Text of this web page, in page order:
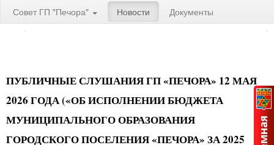
Совет ГП "Печора" Новости Документы
ПУБЛИЧНЫЕ СЛУШАНИЯ ГП «ПЕЧОРА» 12 МАЯ
2026 ГОДА («ОБ ИСПОЛНЕНИИ БЮДЖЕТА
МУНИЦИПАЛЬНОГО ОБРАЗОВАНИЯ
ГОРОДСКОГО ПОСЕЛЕНИЯ «ПЕЧОРА» ЗА 2025